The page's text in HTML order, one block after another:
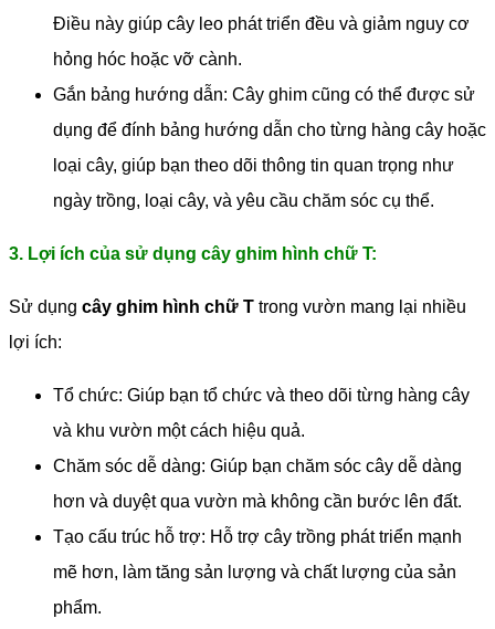
Điều này giúp cây leo phát triển đều và giảm nguy cơ
hỏng hóc hoặc vỡ cành.
Gắn bảng hướng dẫn: Cây ghim cũng có thể được sử
dụng để đính bảng hướng dẫn cho từng hàng cây hoặc
loại cây, giúp bạn theo dõi thông tin quan trọng như
ngày trồng, loại cây, và yêu cầu chăm sóc cụ thể.
3. Lợi ích của sử dụng cây ghim hình chữ T:
Sử dụng cây ghim hình chữ T trong vườn mang lại nhiều
lợi ích:
Tổ chức: Giúp bạn tổ chức và theo dõi từng hàng cây
và khu vườn một cách hiệu quả.
Chăm sóc dễ dàng: Giúp bạn chăm sóc cây dễ dàng
hơn và duyệt qua vườn mà không cần bước lên đất.
Tạo cấu trúc hỗ trợ: Hỗ trợ cây trồng phát triển mạnh
mẽ hơn, làm tăng sản lượng và chất lượng của sản
phẩm.